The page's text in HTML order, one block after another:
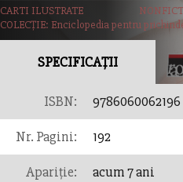
CARTI ILUSTRATE
COLECȚIE: Enciclopedia pentru
SPECIFICAȚII
ISBN: 9786060062196
Nr. Pagini: 192
Apariție: acum 7 ani